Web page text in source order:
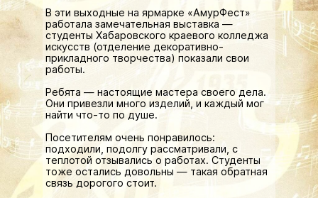
В эти выходные на ярмарке «АмурФест»
работала замечательная выставка —
студенты Хабаровского краевого колледжа
искусств (отделение декоративно-
прикладного творчества) показали свои
работы.
Ребята — настоящие мастера своего дела.
Они привезли много изделий, и каждый мог
найти что-то по душе.
Посетителям очень понравилось:
подходили, подолгу рассматривали, с
теплотой отзывались о работах. Студенты
тоже остались довольны — такая обратная
связь дорогого стоит.